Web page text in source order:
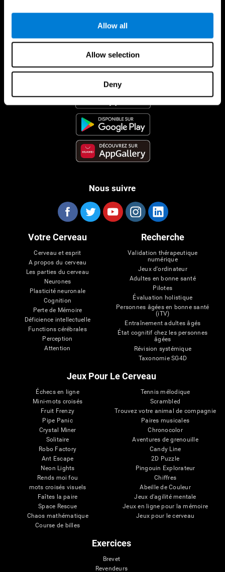
Allow all
Allow selection
Deny
App CogniFit
Nous suivre
Votre Cerveau
Cerveau et esprit
A propos du cerveau
Les parties du cerveau
Neurones
Plasticité neuronale
Cognition
Perte de Mémoire
Déficience intellectuelle
Functions cérébrales
Perception
Attention
Recherche
Validation thérapeutique
numérique
Jeux d'ordinateur
Adultes en bonne santé
Pilotes
Évaluation holistique
Personnes âgées en bonne santé
(iTV)
Entraînement adultes âgés
État cognitif chez les personnes
âgées
Révision systémique
Taxonomie SG4D
Jeux Pour Le Cerveau
Échecs en ligne
Mini-mots croisés
Fruit Frenzy
Pipe Panic
Crystal Miner
Solitaire
Robo Factory
Ant Escape
Neon Lights
Rends moi fou
mots croisés visuels
Faîtes la paire
Space Rescue
Chaos mathématique
Course de billes
Tennis mélodique
Scrambled
Trouvez votre animal de compagnie
Paires musicales
Chronocolor
Aventures de grenouille
Candy Line
2D Puzzle
Pingouin Explorateur
Chiffres
Abeille de Couleur
Jeux d'agilité mentale
Jeux en ligne pour la mémoire
Jeux pour le cerveau
Exercices
Brevet
Revendeurs